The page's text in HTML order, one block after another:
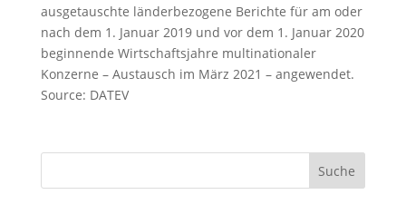
ausgetauschte länderbezogene Berichte für am oder
nach dem 1. Januar 2019 und vor dem 1. Januar 2020
beginnende Wirtschaftsjahre multinationaler
Konzerne – Austausch im März 2021 – angewendet.
Source: DATEV